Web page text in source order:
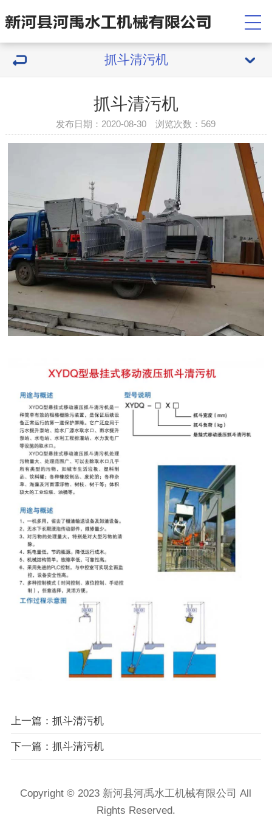
抓斗清污机
抓斗清污机
发布日期：2020-08-30 浏览次数： 569
上一篇：抓斗清污机
下一篇：抓斗清污机
Copyright © 2023 新河县河禹水工机械有限公司 All
Rights Reserved.